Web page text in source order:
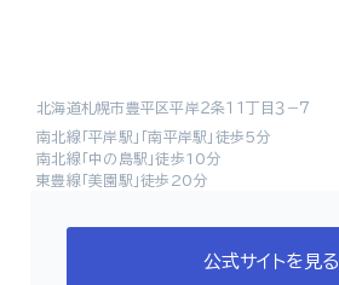
北海道札幌市豊平区平岸２条１１丁目３−７
南北線「平岸駅」「南平岸駅」徒歩5分
南北線「中の島駅」徒歩10分
東豊線「美園駅」徒歩20分
公式サイトを見る